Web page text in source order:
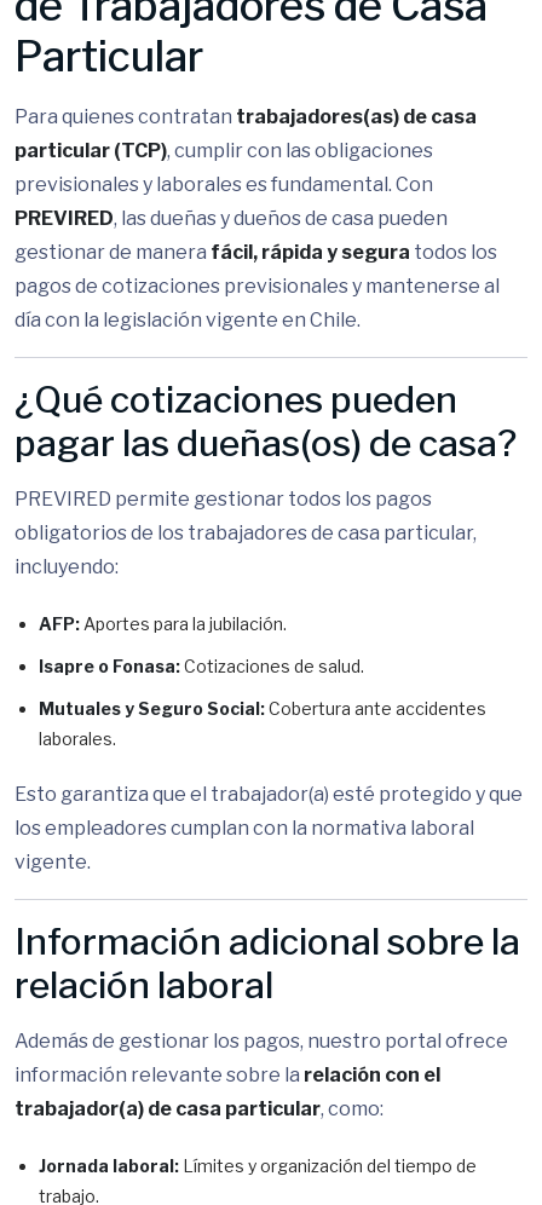
Particular
Para quienes contratan trabajadores(as) de casa
particular (TCP), cumplir con las obligaciones
previsionales y laborales es fundamental. Con
PREVIRED, las dueñas y dueños de casa pueden
gestionar de manera fácil, rápida y segura todos los
pagos de cotizaciones previsionales y mantenerse al
día con la legislación vigente en Chile.
¿Qué cotizaciones pueden
pagar las dueñas(os) de casa?
PREVIRED permite gestionar todos los pagos
obligatorios de los trabajadores de casa particular,
incluyendo:
AFP: Aportes para la jubilación.
Isapre o Fonasa:Cotizaciones de salud.
Mutuales y Seguro Social:Cobertura ante accidentes
laborales.
Esto garantiza que el trabajador(a) esté protegido y que
los empleadores cumplan con la normativa laboral
vigente.
Información adicional sobre la
relación laboral
Además de gestionar los pagos, nuestro portal ofrece
información relevante sobre la relación con el
trabajador(a) de casa particular, como:
Jornada laboral: Límites y organización del tiempo de
trabajo.